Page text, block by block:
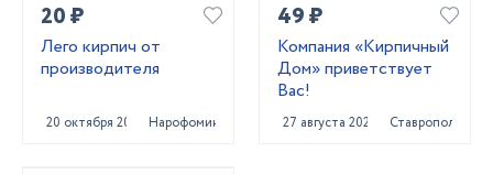
20 ₽
Лего кирпич от
производителя
20 октября 2020 Нарофоминск
49 ₽
Компания «Кирпичный
Дом» приветствует
Вас!
27 августа 2024 Ставрополь